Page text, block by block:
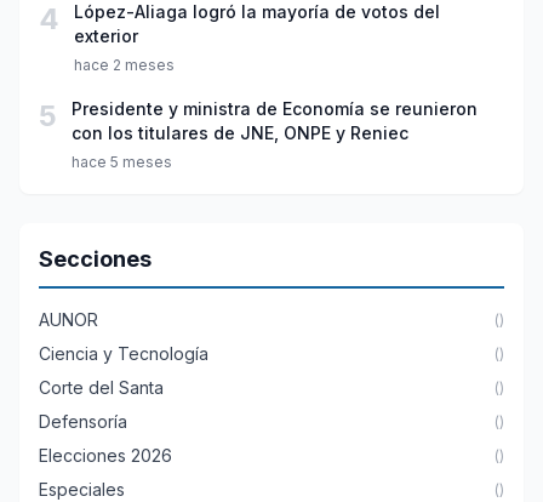
4
López-Aliaga logró la mayoría de votos del
exterior
hace 2 meses
5
Presidente y ministra de Economía se reunieron
con los titulares de JNE, ONPE y Reniec
hace 5 meses
Secciones
AUNOR ()
Ciencia y Tecnología ()
Corte del Santa ()
Defensoría ()
Elecciones 2026 ()
Especiales ()